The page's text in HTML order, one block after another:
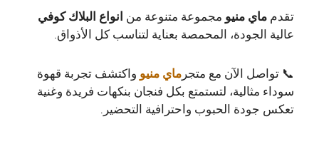
تقدم ماي منيو مجموعة متنوعة من انواع البلاك كوفي
عالية الجودة، المحمصة بعناية لتناسب كل الأذواق.
📞 تواصل الآن مع متجر ماي منيو واكتشف تجربة قهوة
سوداء مثالية، لتستمتع بكل فنجان بنكهات فريدة وغنية
تعكس جودة الحبوب واحترافية التحضير.